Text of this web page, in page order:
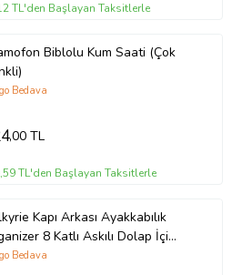
TL'den Başlayan Taksitlerle
Biblolu Kum Saati (Çok
Bedava
,00 TL
TL'den Başlayan Taksitlerle
Kapı Arkası Ayakkabılık
8 Katlı Askılı Dolap İçi
Düzenleyici (Siyah)
Bedava